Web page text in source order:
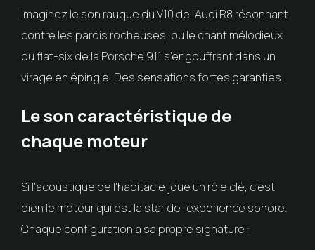
Imaginez le son rauque du V10 de l'Audi R8 résonnant
contre les parois rocheuses, ou le chant mélodieux
du flat-six de la Porsche 911 s'engouffrant dans un
virage en épingle. Des sensations fortes garanties !
Le son caractéristique de
chaque moteur
Si l'acoustique de l'habitacle joue un rôle clé, c'est
bien le moteur qui est la star de l'expérience sonore.
Chaque configuration a sa propre signature :